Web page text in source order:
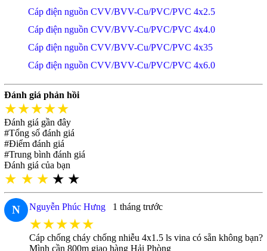
Cáp điện nguồn CVV/BVV-Cu/PVC/PVC 4x2.5
Cáp điện nguồn CVV/BVV-Cu/PVC/PVC 4x4.0
Cáp điện nguồn CVV/BVV-Cu/PVC/PVC 4x35
Cáp điện nguồn CVV/BVV-Cu/PVC/PVC 4x6.0
Đánh giá phản hồi
★★★★★
Đánh giá gần đây
#Tổng số đánh giá
#Điểm đánh giá
#Trung bình đánh giá
Đánh giá của bạn
★ ★ ★ ★ ★
N Nguyễn Phúc Hưng 1 tháng trước
★★★★★
Cáp chống cháy chống nhiễu 4x1.5 ls vina có sẵn không bạn?
Mình cần 800m giao hàng Hải Phòng